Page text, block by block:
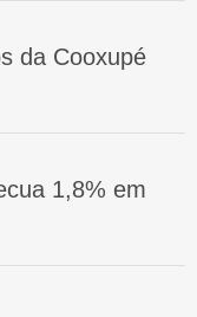
da Cooxupé
1,8% em